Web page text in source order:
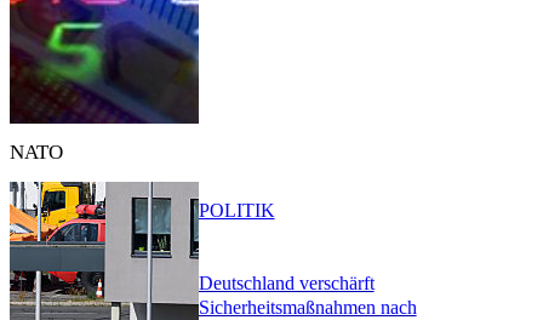
NATO
Deutschland verschärft
Sicherheitsmaßnahmen nach
POLITIK